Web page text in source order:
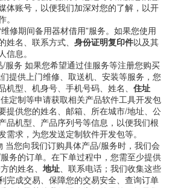
体账号，以便我们加深对您的了解，以开
修期间备用器材借用”服务。如果您使用
姓名、联系方式、 身份证明复印件以及其
信息。
/服务 如果您希望通过佳服务等注册您购买
提供上门维修、取送机、安装等服务，您
机型、机身号、手机号码、姓名、 住址
定制等申请获取相关产品软件工具开发包
提供您的姓名、邮箱、所在城市/地址、公
品机型、产品序列号等信息，以便我们根
需求，为您发送定制软件开发包等。
当您向我们订购具体产品/服务时，我们会
务的订单。在下单过程中，您需至少提供
的姓名、 地址、联系电话；我们收集这些
完成交易、保障您的交易安全、查询订单